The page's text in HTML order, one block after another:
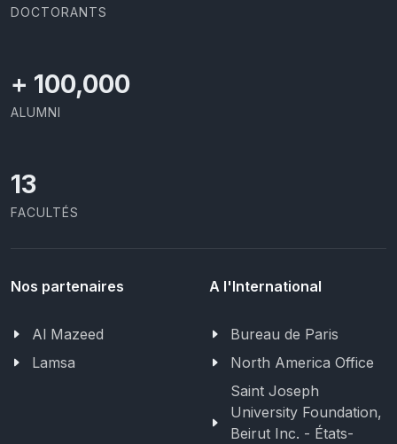
DOCTORANTS
+ 100,000
ALUMNI
13
FACULTÉS
Nos partenaires
Al Mazeed
Lamsa
A l'International
Bureau de Paris
North America Office
Saint Joseph
University Foundation,
Beirut Inc. - États-